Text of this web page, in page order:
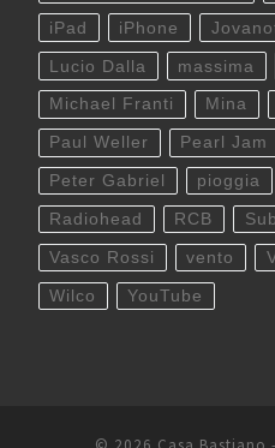
iPad iPhone
Lucio Dalla massima
Michael Franti Mina
Paul Weller Pearl Jam
Peter Gabriel pioggia
Radiohead RCB
Vasco Rossi vento
Wilco YouTube